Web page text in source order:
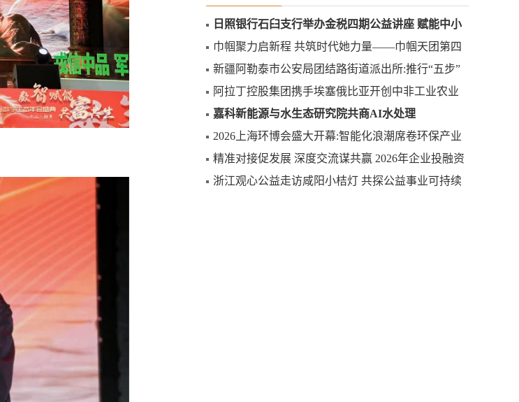
日照银行石臼支行举办金税四期公益讲座 赋能中小
微企业合规发展
巾帼聚力启新程 共筑时代她力量——巾帼天团第四
次组委会筹备会圆满举办
新疆阿勒泰市公安局团结路街道派出所:推行“五步”
工作法 打造新时代“枫”景线
阿拉丁控股集团携手埃塞俄比亚开创中非工业农业
合作新篇章
嘉科新能源与水生态研究院共商AI水处理
2026上海环博会盛大开幕:智能化浪潮席卷环保产业
精准对接促发展 深度交流谋共赢 2026年企业投融资
交流活动第二期圆满举行
浙江观心公益走访咸阳小桔灯 共探公益事业可持续